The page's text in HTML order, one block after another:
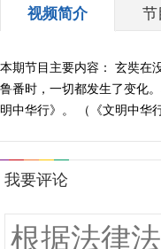
视频简介 节
本期节目主要内容： 玄奘在
鲁番时，一切都发生了变化
明中华行》。 （《文明中华